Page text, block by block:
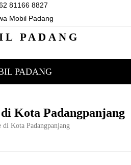
81166 8827
Mobil Padang
PADANG
PADANG
Kota Padangpanjang
Kota Padangpanjang